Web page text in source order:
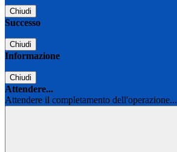
Chiudi
Successo
Chiudi
Informazione
Chiudi
Attendere...
Attendere il completamento dell'operazione...